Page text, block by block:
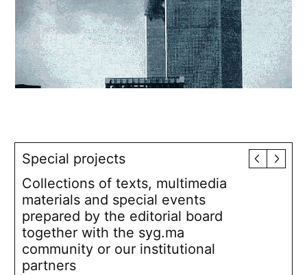
Special projects
Collections of texts, multimedia
materials and special events
prepared by the editorial board
together with the syg.ma
community or our institutional
partners